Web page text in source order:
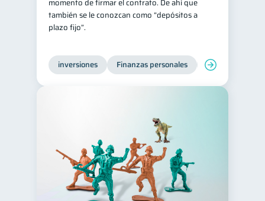
momento de firmar el contrato. De ahí que
también se le conozcan como “depósitos a
plazo fijo”.
inversiones Finanzas personales Educación